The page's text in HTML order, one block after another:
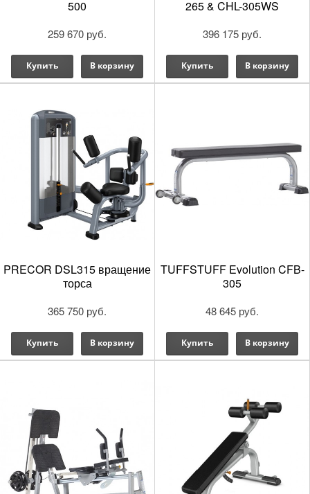
500
259 670 руб.
Купить В корзину
265 & CHL-305WS
396 175 руб.
Купить В корзину
PRECOR DSL315 вращение
торса
365 750 руб.
Купить В корзину
TUFFSTUFF Evolution CFB-
305
48 645 руб.
Купить В корзину